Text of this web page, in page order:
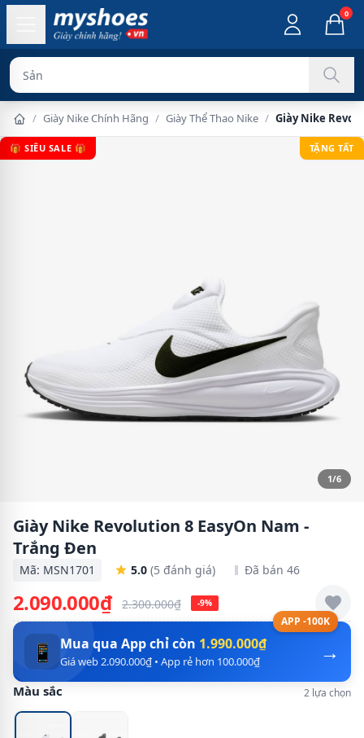
0
Sản phẩm chính
/ Giày Nike Chính Hãng / Giày Thể Thao Nike / Giày Nike
🎁 SIÊU SALE 🎁 TẶNG TẤT
1/6
Giày Nike Revolution 8 EasyOn Nam -
Trắng Đen
Mã: MSN1701 5.0 (5 đánh giá) Đã bán 46
2.090.000₫ 2.300.000₫ -9%
APP -100K
→
📱 Mua qua App chỉ còn 1.990.000₫
Giá web 2.090.000₫ • App rẻ hơn 100.000₫
Màu sắc 2 lựa chọn